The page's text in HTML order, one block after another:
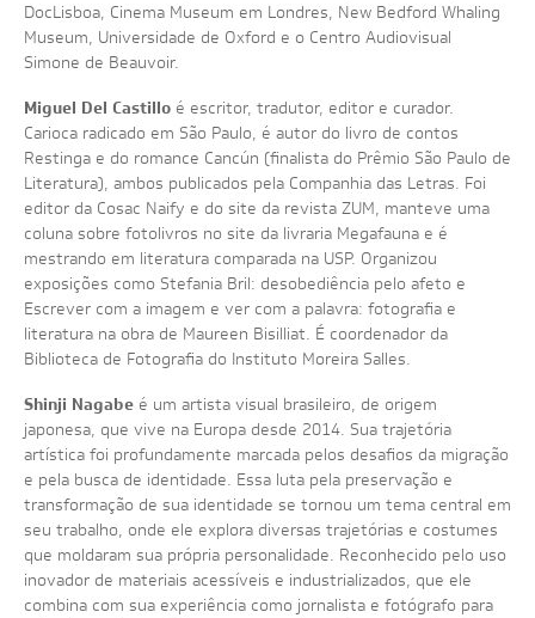
DocLisboa, Cinema Museum em Londres, New Bedford Whaling
Museum, Universidade de Oxford e o Centro Audiovisual
Simone de Beauvoir.
Miguel Del Castillo é escritor, tradutor, editor e curador.
Carioca radicado em São Paulo, é autor do livro de contos
Restinga e do romance Cancún (finalista do Prêmio São Paulo de
Literatura), ambos publicados pela Companhia das Letras. Foi
editor da Cosac Naify e do site da revista ZUM, manteve uma
coluna sobre fotolivros no site da livraria Megafauna e é
mestrando em literatura comparada na USP. Organizou
exposições como Stefania Bril: desobediência pelo afeto e
Escrever com a imagem e ver com a palavra: fotografia e
literatura na obra de Maureen Bisilliat. É coordenador da
Biblioteca de Fotografia do Instituto Moreira Salles.
Shinji Nagabe é um artista visual brasileiro, de origem
japonesa, que vive na Europa desde 2014. Sua trajetória
artística foi profundamente marcada pelos desafios da migração
e pela busca de identidade. Essa luta pela preservação e
transformação de sua identidade se tornou um tema central em
seu trabalho, onde ele explora diversas trajetórias e costumes
que moldaram sua própria personalidade. Reconhecido pelo uso
inovador de materiais acessíveis e industrializados, que ele
combina com sua experiência como jornalista e fotógrafo para